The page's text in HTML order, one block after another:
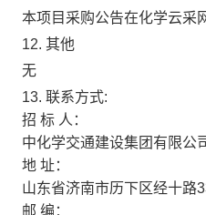
本项目采购公告在化学云采
12. 其他
无
13. 联系方式:
招 标 人：
中化学交通建设集团有限公
地 址：
山东省济南市历下区经十路
邮 编：